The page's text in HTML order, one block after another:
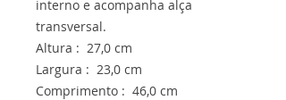
interno e acompanha alça
transversal.
Altura : 27,0 cm
Largura : 23,0 cm
Comprimento : 46,0 cm